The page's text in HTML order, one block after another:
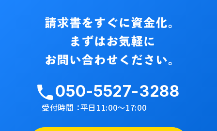
050-5527-3288
受付時間 ：平日11:00〜17:00